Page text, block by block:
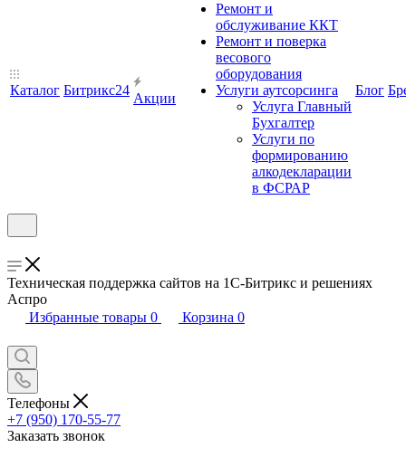
Каталог Битрикс24
Акции
Ремонт и
обслуживание ККТ
Ремонт и поверка
весового
оборудования
Услуги аутсорсинга
Услуга Главный
Бухгалтер
Услуги по
формированию
алкодекларации
в ФСРАР
Блог
Техническая поддержка сайтов на 1С-Битрикс и решениях
Аспро
Избранные товары 0 Корзина 0
Телефоны
+7 (950) 170-55-77
Заказать звонок